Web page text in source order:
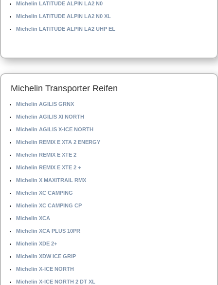
Michelin LATITUDE ALPIN LA2 N0
Michelin LATITUDE ALPIN LA2 N0 XL
Michelin LATITUDE ALPIN LA2 UHP EL
Michelin Transporter Reifen
Michelin AGILIS GRNX
Michelin AGILIS XI NORTH
Michelin AGILIS X-ICE NORTH
Michelin REMIX E XTA 2 ENERGY
Michelin REMIX E XTE 2
Michelin REMIX E XTE 2 +
Michelin X MAXITRAIL RMX
Michelin XC CAMPING
Michelin XC CAMPING CP
Michelin XCA
Michelin XCA PLUS 10PR
Michelin XDE 2+
Michelin XDW ICE GRIP
Michelin X-ICE NORTH
Michelin X-ICE NORTH 2 DT XL